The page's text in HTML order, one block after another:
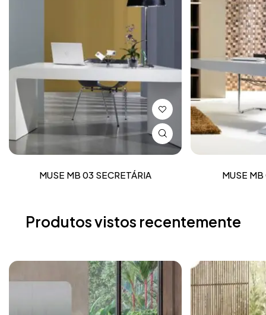
MUSE MB 03 SECRETÁRIA MUSE MB
Produtos vistos recentemente